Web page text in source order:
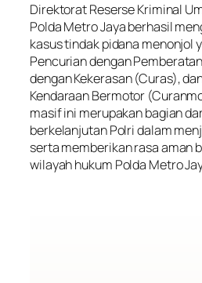
Direktorat Reserse Kriminal
Polda Metro Jaya berhasil
kasus tindak pidana menonjol
Pencurian dengan
dengan Kekerasan (Curas),
Kendaraan Bermotor
masif ini merupakan bagian
berkelanjutan Polri dalam
serta memberikan rasa aman
wilayah hukum Polda Metro